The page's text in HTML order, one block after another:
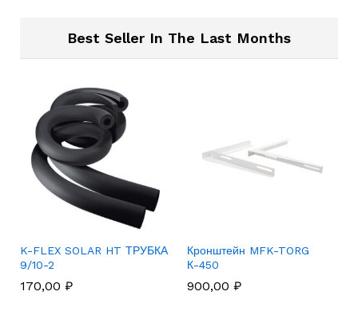
Best Seller In The Last Months
K-FLEX SOLAR HT ТРУБКА
9/10-2
170,00 ₽
Кронштейн MFK-TORG
К-450
900,00 ₽